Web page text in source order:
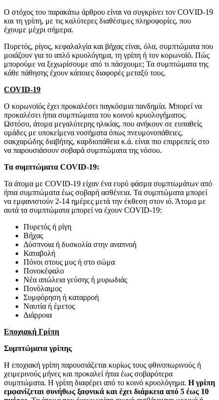
Ο στόχος του παρακάτω άρθρου είναι να συγκρίνει τον COVID-19
και τη γρίπη, με τις καλύτερες διαθέσιμες πληροφορίες, που
έχουμε μέχρι σήμερα.
Πυρετός, ρίγος, κεφαλαλγία και βήχας είναι, όλα, συμπτώματα που
μοιάζουν για το απλό κρυολόγημα, τη γρίπη ή τον κορωνοϊό. Πώς
μπορούμε να ξεχωρίσουμε από τι πάσχουμε; Τα συμπτώματα της
κάθε πάθησης έχουν κάποιες διαφορές μεταξύ τους.
COVID-19
Ο κορωνοϊός έχει προκαλέσει παγκόσμια πανδημία. Μπορεί να
προκαλέσει ήπια συμπτώματα του κοινού κρυολογήματος.
Ωστόσο, άτομα μεγαλύτερης ηλικίας, που ανήκουν σε ευπαθείς
ομάδες με υποκείμενα νοσήματα όπως πνευμονοπάθειες,
σακχαρώδης διαβήτης, καρδιοπάθεια κ.ά. είναι πιο επιρρεπείς στο
να παρουσιάσουν σοβαρά συμπτώματα της νόσου.
Τα συμπτώματα COVID-19:
Τα άτομα με COVID-19 είχαν ένα ευρύ φάσμα συμπτωμάτων από
ήπια συμπτώματα έως σοβαρή ασθένεια. Τα συμπτώματα μπορεί
να εμφανιστούν 2-14 ημέρες μετά την έκθεση στον ιό. Άτομα με
αυτά τα συμπτώματα μπορεί να έχουν COVID-19:
Πυρετός ή ρίγη
Βήχας
Δύσπνοια ή δυσκολία στην αναπνοή
Καταβολή
Πόνοι στους μυς ή στο σώμα
Πονοκέφαλο
Νέα απώλεια γεύσης ή μυρωδιάς
Πονόλαιμος
Συμφόρηση ή καταρροή
Ναυτία ή έμετος
Διάρροια
Εποχιακή Γρίπη
Συμπτώματα γρίπης
Η εποχιακή γρίπη παρουσιάζεται κυρίως τους φθινοπωρινούς ή
χειμερινούς μήνες και προκαλεί ήπια έως σοβαρότερα
συμπτώματα. Η γρίπη διαφέρει από το κοινό κρυολόγημα. Η γρίπη
εμφανίζεται συνήθως ξαφνικά και έχει διάρκεια από 5 έως 10